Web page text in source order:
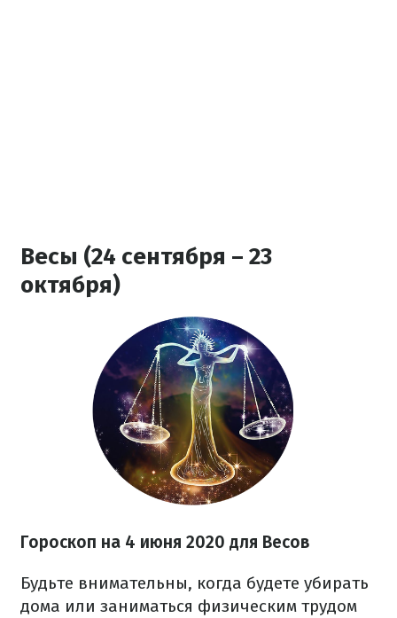
Весы (24 сентября – 23
октября)
Гороскоп на 4 июня 2020 для Весов
Будьте внимательны, когда будете убирать
дома или заниматься физическим трудом